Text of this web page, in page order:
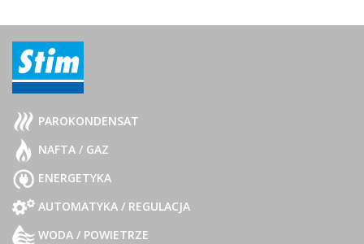
PAROKONDENSAT
NAFTA / GAZ
ENERGETYKA
AUTOMATYKA / REGULACJA
WODA / POWIETRZE